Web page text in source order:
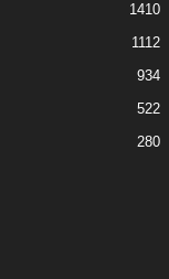
1410
1112
934
522
280